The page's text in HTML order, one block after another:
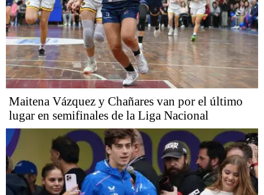
Maitena Vázquez y Chañares van por el último
lugar en semifinales de la Liga Nacional